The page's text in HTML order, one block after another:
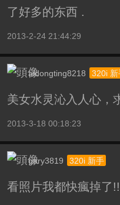
了好多的东西 .
2013-2-24 21:44:29
aidongting8218 320i 新
美女水灵沁入人心，
2013-3-18 00:18:23
gary3819 320i 新手
看照片我都快瘋掉了